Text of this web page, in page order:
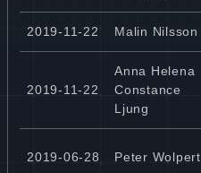
2019-11-22 Malin Nilsson
2019-11-22
Anna Helena
Constance
Ljung
2019-06-28 Peter Wolpert